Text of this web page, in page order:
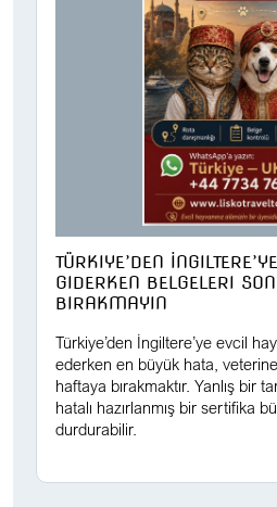
TÜRKIYE’DEN
GIDERKEN BELGELERI
BIRAKMAYIN
Türkiye’den İngiltere’ye evcil
ederken en büyük hata,
haftaya bırakmaktır. Yanlış bir
hatalı hazırlanmış bir sertifika
durdurabilir.